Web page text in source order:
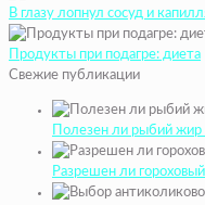
В глазу лопнул сосуд и
Продукты при подагре: диета
Свежие публикации
Полезен ли рыбий жир
Разрешен ли